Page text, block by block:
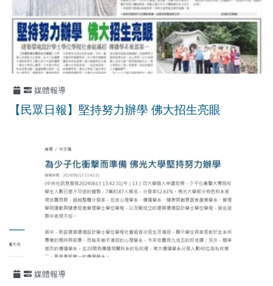
媒體報導
【民眾日報】堅持努力辦學 佛大招生亮眼
媒體報導